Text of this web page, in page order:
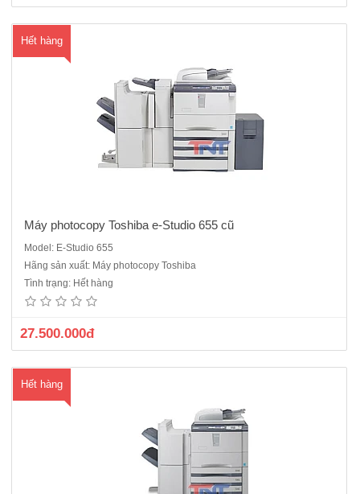
Hết hàng
Máy photocopy Toshiba e-Studio 655 cũ
Model: E-Studio 655
Hãng sản xuất: Máy photocopy Toshiba
Tình trạng: Hết hàng
27.500.000đ
Hết hàng
Máy photocopy Toshiba E-Studio 656 mới 90% là sản phẩm máy
photocopy Toshiba công nghiệp mới nhất thường được sử dụng tại
các trung tâm in ấn, doanh nghiệp có nhu cầu photocopy lớn.Máy
được sản xuất năm 2014Chức năng: Photocopy, In mạng, S..